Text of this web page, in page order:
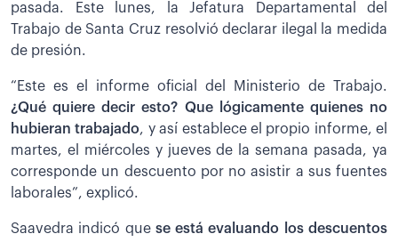
pasada. Este lunes, la Jefatura Departamental del
Trabajo de Santa Cruz resolvió declarar ilegal la medida
de presión.
“Este es el informe oficial del Ministerio de Trabajo.
¿Qué quiere decir esto? Que lógicamente quienes no
hubieran trabajado, y así establece el propio informe, el
martes, el miércoles y jueves de la semana pasada, ya
corresponde un descuento por no asistir a sus fuentes
laborales”, explicó.
Saavedra indicó que se está evaluando los descuentos